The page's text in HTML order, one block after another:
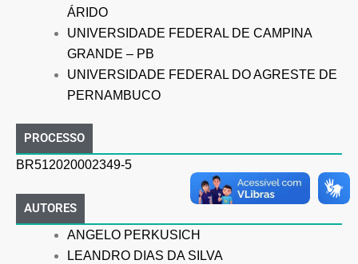
ÁRIDO
UNIVERSIDADE FEDERAL DE CAMPINA
GRANDE – PB
UNIVERSIDADE FEDERAL DO AGRESTE DE
PERNAMBUCO
PROCESSO
BR512020002349-5
AUTORES
ANGELO PERKUSICH
LEANDRO DIAS DA SILVA